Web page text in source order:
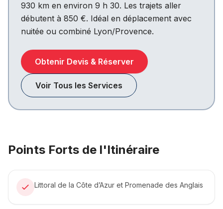
930 km en environ 9 h 30. Les trajets aller
débutent à 850 €. Idéal en déplacement avec
nuitée ou combiné Lyon/Provence.
Obtenir Devis & Réserver
Voir Tous les Services
Points Forts de l'Itinéraire
Littoral de la Côte d’Azur et Promenade des Anglais